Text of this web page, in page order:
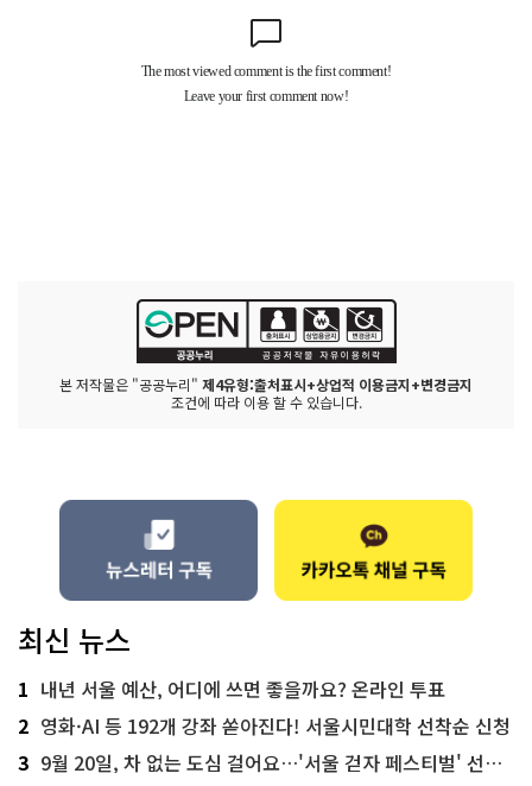
본 저작물은 "공공누리" 제4유형:출처표시+상업적 이용금지+변경금지
조건에 따라 이용 할 수 있습니다.
최신 뉴스
1 내년 서울 예산, 어디에 쓰면 좋을까요? 온라인 투표
2 영화·AI 등 192개 강좌 쏟아진다! 서울시민대학 선착순 신청
3 9월 20일, 차 없는 도심 걸어요…'서울 걷자 페스티벌' 선착순 5천명